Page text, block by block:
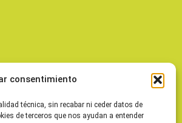
consentimiento
técnica, sin recabar ni ceder datos de
de terceros que nos ayudan a entender